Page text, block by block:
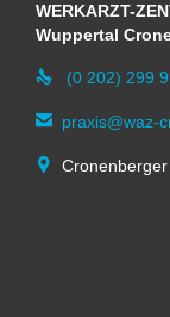
WERKARZT-
Wuppertal
 (0 202) 299
 praxis@waz-
